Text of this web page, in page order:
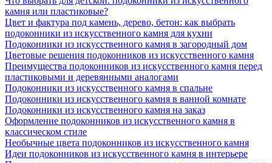
камня или пластиковые?
Цвет и фактура под камень, дерево, бетон: как выбрать
подоконники из искусственного камня для кухни
Подоконники из искусственного камня в загородный дом
Цветовые решения подоконников из искусственного камня
Преимущества подоконников из искусственного камня перед
пластиковыми и деревянными аналогами
Подоконники из искусственного камня в спальне
Подоконники из искусственного камня в ванной комнате
Подоконники из искусственного камня на заказ
Оформление подоконников из искусственного камня в
классическом стиле
Необычные цвета подоконников из искусственного камня
Идеи подоконников из искусственного камня в интерьере